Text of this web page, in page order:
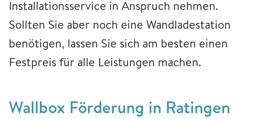
Installationsservice in Anspruch nehmen.
Sollten Sie aber noch eine Wandladestation
benötigen, lassen Sie sich am besten einen
Festpreis für alle Leistungen machen.
Wallbox Förderung in Ratingen